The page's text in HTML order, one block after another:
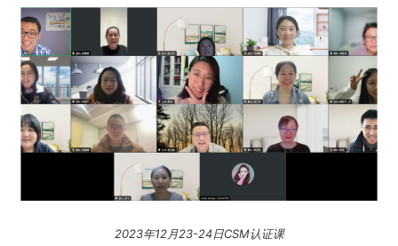
2023年12月23-24日CSM认证课